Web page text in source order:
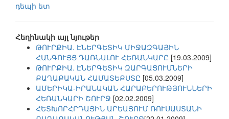
դեպի ետ
Հեղինակի այլ նյութեր
ԹՈՒՐՔԻԱ. ԷՆԵՐԳԵՏԻԿ ՄԻՋԱԶԳԱՅԻՆ
ՀԱՆԳՈՒՅՑ ԴԱՌՆԱԼՈՒ ՀԵՌԱՆԿԱՐԸ [19.03.2009]
ԹՈՒՐՔԻԱ. ԷՆԵՐԳԵՏԻԿ ԶԱՐԳԱՑՈՒՄՆԵՐԻ
ՔԱՂԱՔԱԿԱՆ ՀԱՄԱՏԵՔՍՏԸ [05.03.2009]
ԱՄԵՐԻԿԱ-ԻՐԱՆԱԿԱՆ ՀԱՐԱԲԵՐՈՒԹՅՈՒՆՆԵՐԻ
ՀԵՌԱՆԿԱՐԻ ՇՈՒՐՋ [02.02.2009]
ՀԵՏԽՈՐՀՐԴԱՅԻՆ ԱՐԵԱՅՈՒՄ ՌՈՒՍԱՍՏԱՆԻ